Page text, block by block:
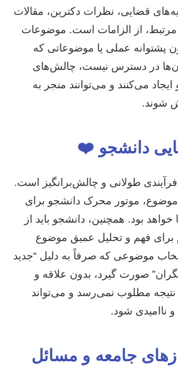
قضایی، نظرات دکترین، مقالات
از الزامات است. موضوعات
پشتوانه عملی یا موضوعاتی که
آن‌ها در دسترس نیست، چالش‌های
می‌کنند و می‌توانند منجر به
شوند.
دانشجو ❤️
طولانی و چالش‌برانگیز است.
موتور محرک دانشجو برای
بود. همچنین، دانشجو باید از
برای فهم و تحلیل عمیق موضوع
موضوعی که صرفاً به دلیل “جدید
صورت گیرد، بدون علاقه و
نتیجه مطلوب نمی‌رسد و می‌تواند
ناامیدی شود.
جامعه و مسائل